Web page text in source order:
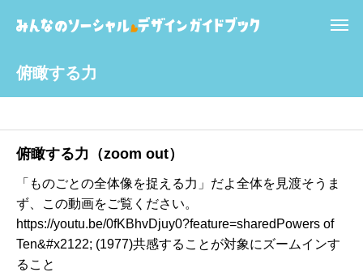
俯瞰する力
俯瞰する力（zoom out）
「ものごとの全体像を捉える力」だよ全体を見渡そうま
ず、この動画をご覧ください。
https://youtu.be/0fKBhvDjuy0?feature=sharedPowers of
Ten&#x2122; (1977)共感することが対象にズームインす
ること